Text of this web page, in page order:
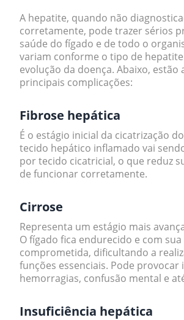
A hepatite, quando não
corretamente, pode trazer sérios
saúde do fígado e de todo o
variam conforme o tipo de
evolução da doença. Abaixo, estão
principais complicações:
Fibrose hepática
É o estágio inicial da cicatrização
tecido hepático inflamado vai
por tecido cicatricial, o que reduz
de funcionar corretamente.
Cirrose
Representa um estágio mais
O fígado fica endurecido e com
comprometida, dificultando a
funções essenciais. Pode provocar
hemorragias, confusão mental e
Insuficiência hepática